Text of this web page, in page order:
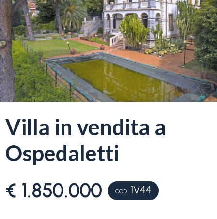
Villa in vendita a
Ospedaletti
€ 1.850.000 COD. 1V44
Chi
siamo
I
nostri
servizi
La
Liguria
Ricerca
Blog
Comune
Tipologia
-
multiscelta